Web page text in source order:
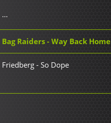
...
Bag Raiders - Way Back Home
Friedberg - So Dope